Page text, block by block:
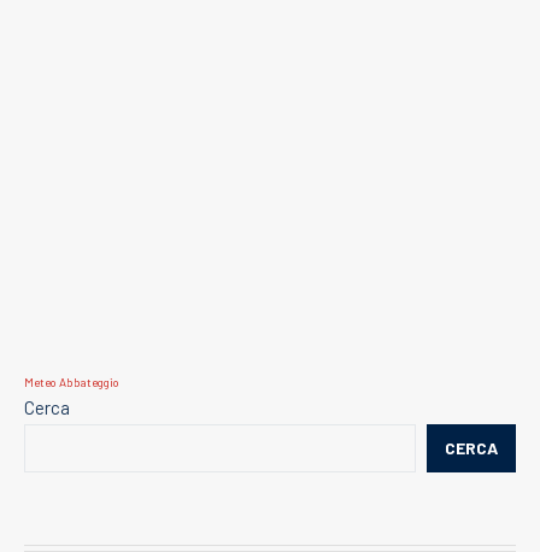
Meteo Abbateggio
Cerca
CERCA